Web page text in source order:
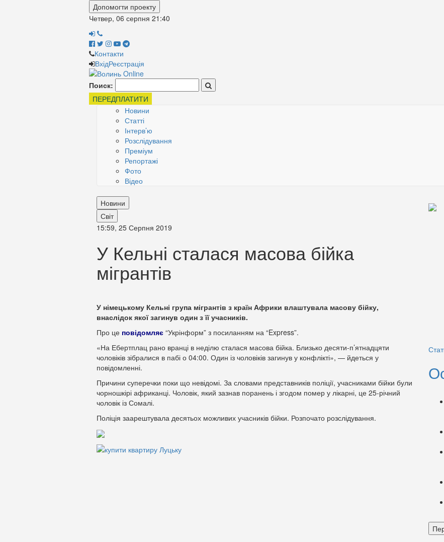
Допомогти проекту
Четвер, 06 серпня 21:40
Контакти
ВхідРеєстрація
Поиск:
ПЕРЕДПЛАТИТИ
Новини
Статті
Інтерв’ю
Розслідування
Преміум
Репортажі
Фото
Відео
Новини
Світ
15:59, 25 Серпня 2019
У Кельні сталася масова бійка
мігрантів
У німецькому Кельні група мігрантів з країн Африки влаштувала масову бійку,
внаслідок якої загинув один з її учасників.
Про це повідомляє “Укрінформ” з посиланням на “Express”.
«На Ебертплац рано вранці в неділю сталася масова бійка. Близько десяти-п’ятнадцяти
чоловіків зібралися в пабі о 04:00. Один із чоловіків загинув у конфлікті», — йдеться у
повідомленні.
Причини суперечки поки що невідомі. За словами представників поліції, учасниками бійки були
чорношкірі африканці. Чоловік, який зазнав поранень і згодом помер у лікарні, це 25-річний
чоловік із Сомалі.
Поліція заарештувала десятьох можливих учасників бійки. Розпочато розслідування.